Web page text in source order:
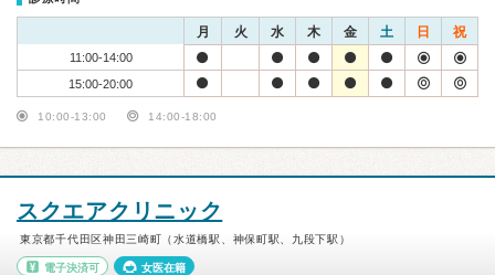
月 火 水 木 金 土 日 祝
11:00-14:00
15:00-20:00
10:00-13:00 14:00-18:00
スクエアクリニック
東京都千代田区神田三崎町（水道橋駅、神保町駅、九段下駅）
電子決済可 女医在籍